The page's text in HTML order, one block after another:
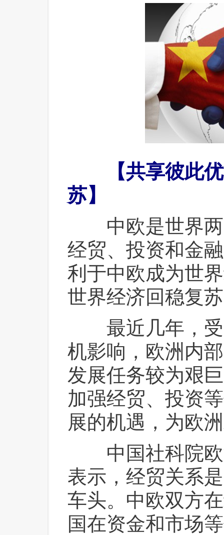
【共享彼此
苏】
中欧是世界两
经贸、投资和金
利于中欧成为世
世界经济回稳复
最近几年，受
机影响，欧洲内
发展任务较为艰
加强经贸、投资
展的机遇，为欧
中国社科院欧
表示，经贸关系
车头。中欧双方
国在资金和市场